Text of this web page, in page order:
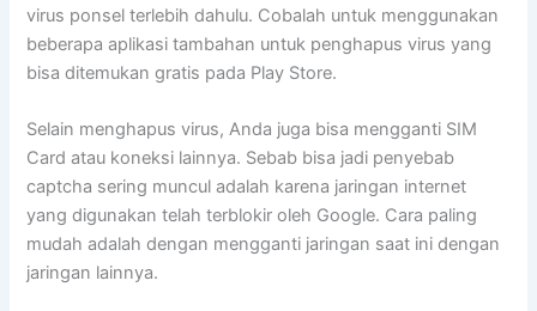
virus ponsel terlebih dahulu. Cobalah untuk menggunakan
beberapa aplikasi tambahan untuk penghapus virus yang
bisa ditemukan gratis pada Play Store.
Selain menghapus virus, Anda juga bisa mengganti SIM
Card atau koneksi lainnya. Sebab bisa jadi penyebab
captcha sering muncul adalah karena jaringan internet
yang digunakan telah terblokir oleh Google. Cara paling
mudah adalah dengan mengganti jaringan saat ini dengan
jaringan lainnya.